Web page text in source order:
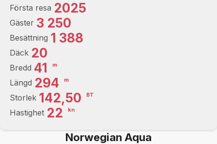
Första resa 2025
Gäster 3 250
Besättning 1 388
Däck 20
Bredd 41 m
Längd 294 m
Storlek 142,50 BT
Hastighet 22 kn
Norwegian Aqua